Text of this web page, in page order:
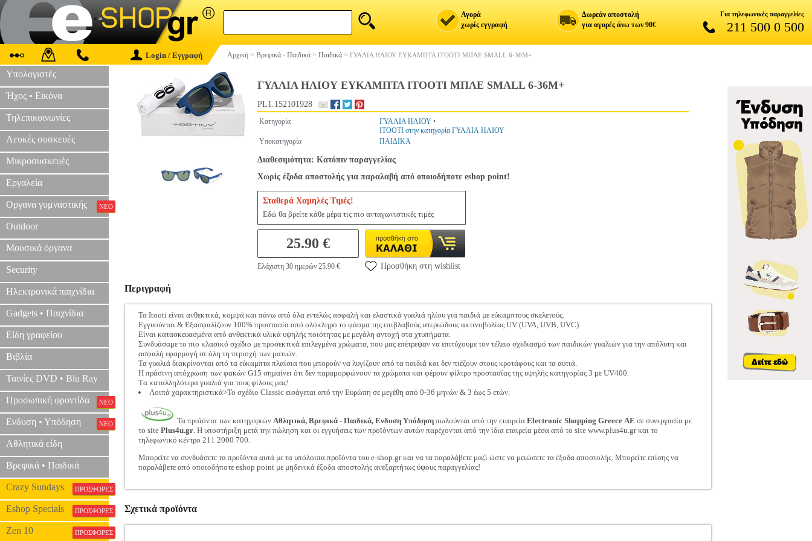
Αγορά
χωρίς εγγραφή
Δωρεάν αποστολή
για αγορές άνω των 90€
Για τηλεφωνικές παραγγελίες
211 500 0 500
Login / Εγγραφή Αρχική > Βρεφικά - Παιδικά > Παιδικά > ΓΥΑΛΙΑ ΗΛΙΟΥ ΕΥΚΑΜΠΤΑ ITOOTI ΜΠΛΕ SMALL 6-36Μ+
Υπολογιστές
Ήχος • Εικόνα
Τηλεπικοινωνίες
Λευκές συσκευές
Μικροσυσκευές
Εργαλεία
Οργανα γυμναστικής ΝΕΟ
Outdoor
Μουσικά όργανα
Security
Ηλεκτρονικά παιχνίδια
Gadgets • Παιχνίδια
Είδη γραφείου
Βιβλία
Ταινίες DVD • Blu Ray
Προσωπική φροντίδα ΝΕΟ
Ενδυση • Υπόδηση ΝΕΟ
Αθλητικά είδη
Βρεφικά • Παιδικά
Crazy Sundays ΠΡΟΣΦΟΡΕΣ
Eshop Specials ΠΡΟΣΦΟΡΕΣ
Zen 10 ΠΡΟΣΦΟΡΕΣ
ΓΥΑΛΙΑ ΗΛΙΟΥ ΕΥΚΑΜΠΤΑ ITOOTI ΜΠΛΕ SMALL 6-36Μ+
PL1.152101928
Κατηγορία ΓΥΑΛΙΑ ΗΛΙΟΥ •
ITOOTI στην κατηγορία ΓΥΑΛΙΑ ΗΛΙΟΥ
Υποκατηγορία
ΠΑΙΔΙΚΑ
Διαθεσιμότητα: Κατόπιν παραγγελίας
Χωρίς έξοδα αποστολής για παραλαβή από οποιοδήποτε eshop point!
Σταθερά Χαμηλές Τιμές!
Εδώ θα βρείτε κάθε μέρα τις πιο ανταγωνιστικές τιμές
25.90 €
Ελάχιστη 30 ημερών 25.90 € Προσθήκη στη wishlist
Περιγραφή
Τα Itooti είναι ανθεκτικά, κομψά και πάνω από όλα εντελώς ασφαλή και ελαστικά γυαλιά ηλίου για παιδιά με εύκαμπτους σκελετούς.
Εγγυούνται & Εξασφαλίζουν 100% προστασία από ολόκληρο το φάσμα της επιβλαβούς υπεριώδους ακτινοβολίας UV (UVA, UVB, UVC).
Είναι κατασκευασμένα από ανθεκτικά υλικά υψηλής ποιότητας με μεγάλη αντοχή στα χτυπήματα.
Συνδυάσαμε το πιο κλασικό σχέδιο με προσεκτικά επιλεγμένα χρώματα, που μας επέτρεψαν να επιτύχουμε τον τέλειο σχεδιασμό των παιδικών γυαλιών για την απόλυτη και
ασφαλή εφαρμογή σε όλη τη περιοχή των ματιών.
Τα γυαλιά διακρίνονται από τα εύκαμπτα πλαίσια που μπορούν να λυγίζουν από τα παιδιά και δεν πιέζουν στους κροτάφους και τα αυτιά.
Η πράσινη απόχρωση των φακών G15 σημαίνει ότι δεν παραμορφώνουν τα χρώματα και φέρουν φίλτρο προστασίας της υψηλής κατηγορίας 3 με UV400.
Tα καταλληλότερα γυαλιά για τους φίλους μας!
Λοιπά χαρακτηριστικά>Το σχέδιο Classic εισάγεται από την Ευρώπη σε μεγέθη από 0-36 μηνών & 3 έως 5 ετών.
Τα προϊόντα των κατηγοριών Αθλητικά, Βρεφικά - Παιδικά, Ενδυση Υπόδηση πωλούνται από την εταιρεία Electronic Shopping Greece ΑΕ σε συνεργασία με
το site Plus4u.gr. Η υποστήριξη μετά την πώληση και οι εγγυήσεις των προϊόντων αυτών παρέχονται από την ίδια εταιρεία μέσα από το site www.plus4u.gr και το
τηλεφωνικό κέντρο 211 2000 700.
Μπορείτε να συνδυάσετε τα προϊόντα αυτά με τα υπόλοιπα προϊόντα του e-shop.gr και να τα παραλάβετε μαζί ώστε να μειώσετε τα έξοδα αποστολής. Μπορείτε επίσης να
παραλάβετε από οποιοδήποτε eshop point με μηδενικά έξοδα αποστολής ανεξαρτήτως ύψους παραγγελίας!
Σχετικά προϊόντα